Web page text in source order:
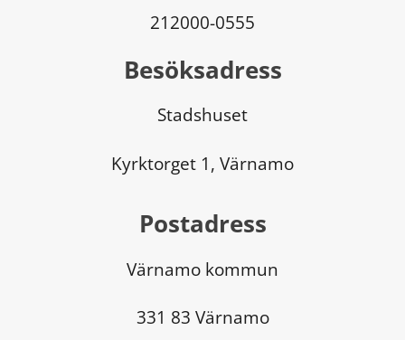
212000-0555
Besöksadress
Stadshuset
Kyrktorget 1, Värnamo
Postadress
Värnamo kommun
331 83 Värnamo